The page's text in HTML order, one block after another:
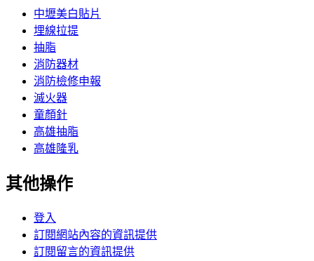
中壢美白貼片
埋線拉提
抽脂
消防器材
消防檢修申報
滅火器
童顏針
高雄抽脂
高雄隆乳
其他操作
登入
訂閱網站內容的資訊提供
訂閱留言的資訊提供